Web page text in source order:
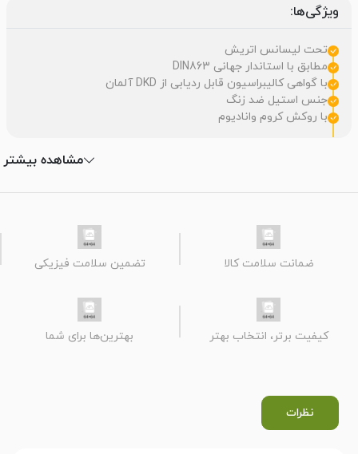
ویژگی‌ها:
تحت لیسانس اتریش
مطابق با استاندار جهانی DIN863
با گواهی کالیبراسیون قابل ردیابی از DKD آلمان
جنس استیل ضد زنگ
با روکش کروم وانادیوم
مشاهده بیشتر
ضمانت سلامت کالا تضمین سلامت فیزیکی
کیفیت برتر، انتخاب بهتر بهترین‌ها برای شما
نظرات